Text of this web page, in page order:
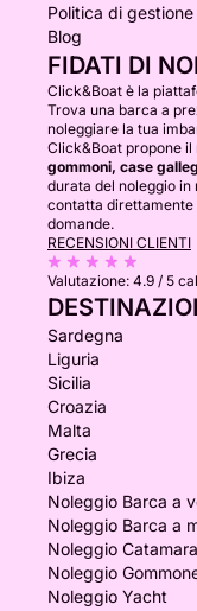
Politica di
Blog
FIDATI DI NOI
Click&Boat è la
Trova una barca a
noleggiare la tua
Click&Boat propone il
gommoni, case
durata del noleggio in
contatta
domande.
RECENSIONI CLIENTI
Valutazione: 4.9 / 5
Sardegna
Liguria
Sicilia
Croazia
Malta
Grecia
Ibiza
Noleggio Barca a
Noleggio Barca a
Noleggio
Noleggio
Noleggio Yacht